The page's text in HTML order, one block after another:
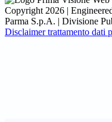
Copyright 2026 |
Parma S.p.A. | Divisione
Disclaimer trattamento dati